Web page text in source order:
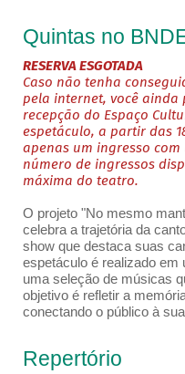
Quintas no
RESERVA ESGOTADA
Caso não tenha
pela internet, você ainda
recepção do Espaço
espetáculo, a partir das
apenas um ingresso
número de ingressos
máxima do teatro.
O projeto "No mesmo
celebra a trajetória da
show que destaca suas
espetáculo é realizado em
uma seleção de músicas
objetivo é refletir a
conectando o público à
Repertório